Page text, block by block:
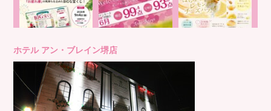
ホテル アン・ブレイン堺店